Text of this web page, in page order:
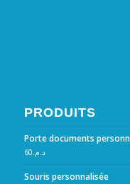
PRODUITS
Porte documents
د.م.60
Souris personnalisée